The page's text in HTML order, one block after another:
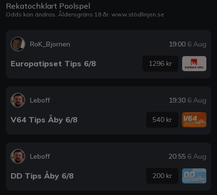
Rekatochklart Poolspel
Odds kan ändras. Åldersgräns 18 år. www.stödlinjen.se
RoK_Bjornen 19:00 6 Aug
Europatipset Tips 6/8 1296 kr
Leboff 19:30 6 Aug
V64 Tips Åby 6/8 540 kr
Leboff 20:55 6 Aug
DD Tips Åby 6/8 200 kr